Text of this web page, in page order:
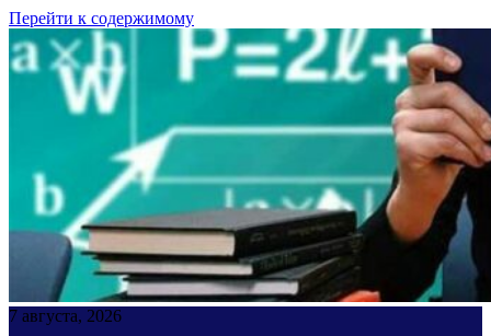
Перейти к содержимому
7 августа, 2026